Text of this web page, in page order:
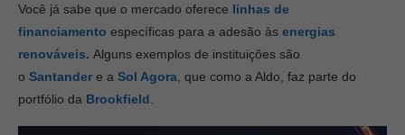
Você já sabe que o mercado oferece linhas de
financiamento específicas para a adesão às energias
renováveis. Alguns exemplos de instituições são
o Santander e a Sol Agora , que como a Aldo, faz parte do
portfólio da Brookfield